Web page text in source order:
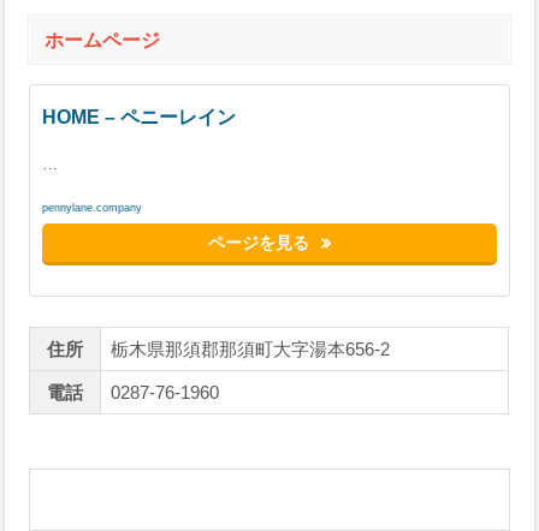
ホームページ
HOME – ペニーレイン
pennylane.company
ページを見る
住所 栃木県那須郡那須町大字湯本656-2
電話 0287-76-1960